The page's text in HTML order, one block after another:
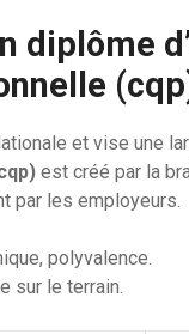
diplôme
et vise une
est créé par la
par les employeurs.
polyvalence.
sur le terrain.